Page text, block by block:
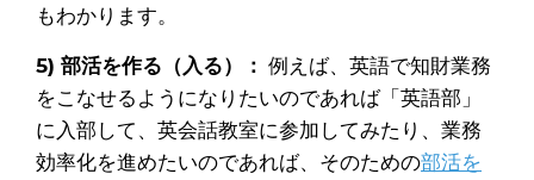
もわかります。
5) 部活を作る（入る）： 例えば、英語で知財業務
をこなせるようになりたいのであれば「英語部」
に入部して、英会話教室に参加してみたり、業務
効率化を進めたいのであれば、そのための部活を